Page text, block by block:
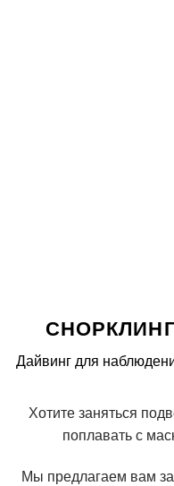
Дайвинг для
Хотите заняться
поплавать с
Мы предлагаем вам